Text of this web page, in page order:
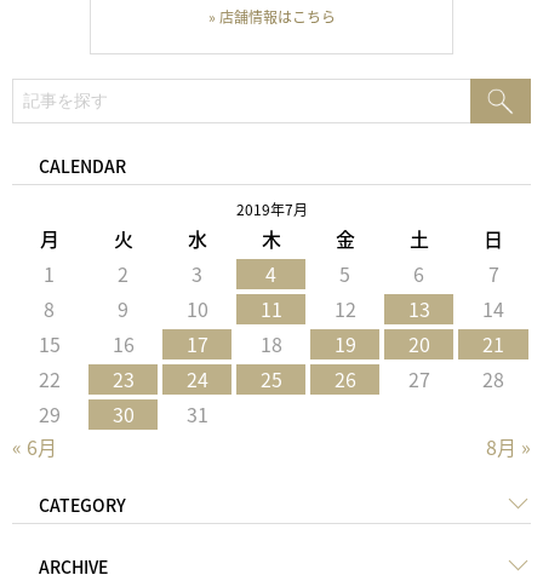
» 店舗情報はこちら
索:
CALENDAR
2019年7月
月 火 水 木 金 土 日
« 6月 8月 »
1 2 3 4 5 6
7
8
9 10 11 12 13
14
15
16 17 18 19 20
21
22
23 24 25 26 27
28
29
30 31
CATEGORY
ARCHIVE